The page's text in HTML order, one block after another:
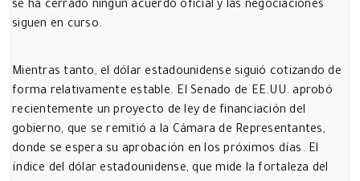
se ha cerrado ningún acuerdo oficial y las negociaciones
siguen en curso.
Mientras tanto, el dólar estadounidense siguió cotizando de
forma relativamente estable. El Senado de EE.UU. aprobó
recientemente un proyecto de ley de financiación del
gobierno, que se remitió a la Cámara de Representantes,
donde se espera su aprobación en los próximos días. El
índice del dólar estadounidense, que mide la fortaleza del